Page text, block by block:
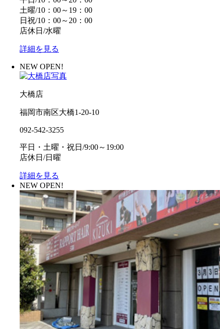
土曜/10：00～19：00
日祝/10：00～20：00
店休日/水曜
詳細を見る
NEW OPEN!
大橋店
福岡市南区大橋1-20-10
092-542-3255
平日・土曜・祝日/9:00～19:00
店休日/日曜
詳細を見る
NEW OPEN!